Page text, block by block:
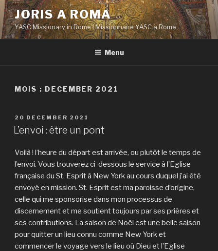
Aller
au
contenu
principal
JORIS A ROMA
YASC Missionary in Rome | Missionnaire YASC à Rome
Menu
MOIS : DECEMBER 2021
PUBLIÉ
LE
20 DECEMBER 2021
L’envoi : être un pont
Voilà ! l’heure du départ est arrivée, ou plutôt le temps de
l’envoi. Vous trouverez ci-dessous le service à l’Eglise
française du St. Esprit à New York au cours duquel j’ai été
envoyé en mission. St. Esprit est ma paroisse d’origine,
celle qui me sponsorise dans mon processus de
discernement et me soutient toujours par ses prières et
ses contributions. La saison de Noël est une belle saison
pour quitter un lieu connu comme New York et
commencer le voyage vers le lieu où Dieu et l’Eglise